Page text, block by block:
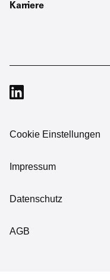
Karriere
Cookie Einstellungen
Impressum
Datenschutz
AGB